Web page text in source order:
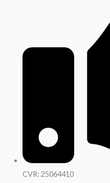
CVR: 25064410